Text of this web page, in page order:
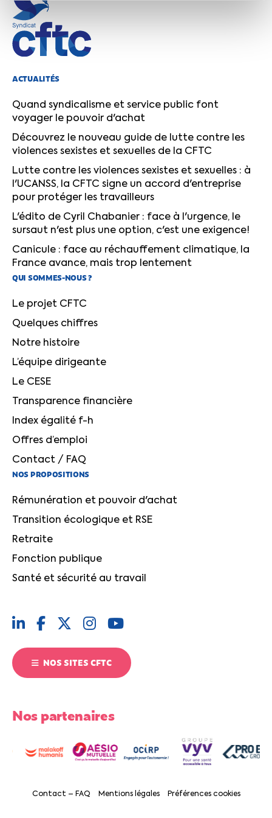
ACTUALITÉS
Quand syndicalisme et service public font
voyager le pouvoir d'achat
Découvrez le nouveau guide de lutte contre les
violences sexistes et sexuelles de la CFTC
Lutte contre les violences sexistes et sexuelles : à
l'UCANSS, la CFTC signe un accord d'entreprise
pour protéger les travailleurs
L'édito de Cyril Chabanier : face à l'urgence, le
sursaut n'est plus une option, c'est une exigence!
Canicule : face au réchauffement climatique, la
France avance, mais trop lentement
QUI SOMMES-NOUS ?
Le projet CFTC
Quelques chiffres
Notre histoire
L’équipe dirigeante
Le CESE
Transparence financière
Index égalité f-h
Offres d’emploi
Contact / FAQ
NOS PROPOSITIONS
Rémunération et pouvoir d'achat
Transition écologique et RSE
Retraite
Fonction publique
Santé et sécurité au travail
NOS SITES CFTC
Nos partenaires
Contact – FAQ Mentions légales Préférences cookies